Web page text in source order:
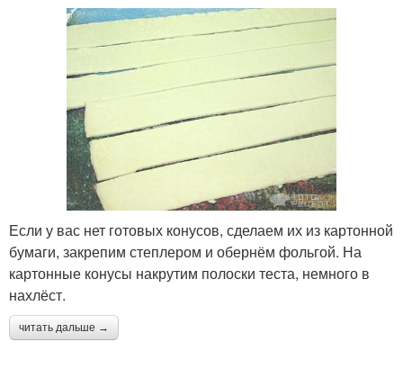
Если у вас нет готовых конусов, сделаем их из картонной
бумаги, закрепим степлером и обернём фольгой. На
картонные конусы накрутим полоски теста, немного в
нахлёст.
читать дальше →